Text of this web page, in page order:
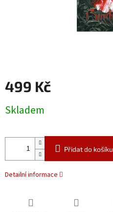
499 Kč
cena:
Skladem
Přidat do košíku
Detailní informace